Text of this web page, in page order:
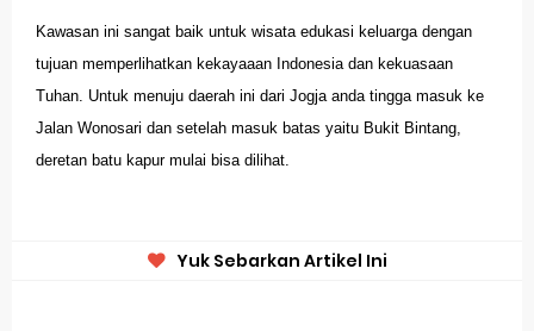
Kawasan ini sangat baik untuk wisata edukasi keluarga dengan
tujuan memperlihatkan kekayaaan Indonesia dan kekuasaan
Tuhan. Untuk menuju daerah ini dari Jogja anda tingga masuk ke
Jalan Wonosari dan setelah masuk batas yaitu Bukit Bintang,
deretan batu kapur mulai bisa dilihat.
Yuk Sebarkan Artikel Ini